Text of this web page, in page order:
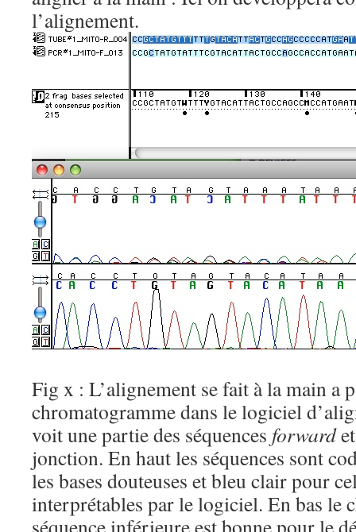
l’alignement.
Fig x : L’alignement se fait à la main a
chromatogramme dans le logiciel
voit une partie des séquences forward
jonction. En haut les séquences sont
les bases douteuses et bleu clair pour
interprétables par le logiciel. En bas le
séquence inférieure est bonne pour le